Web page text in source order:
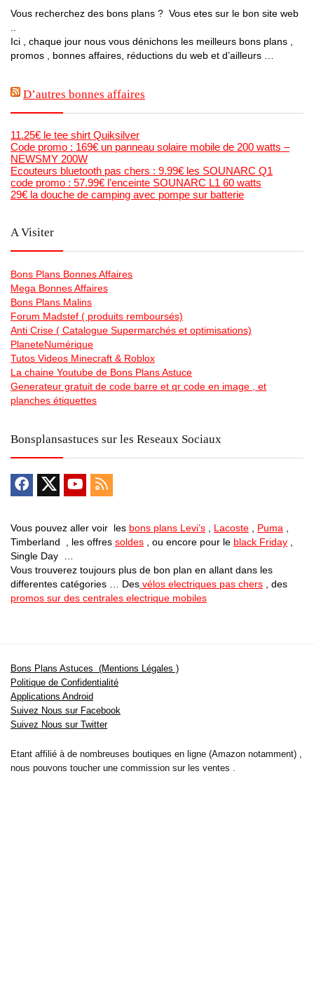
Vous recherchez des bons plans ? Vous etes sur le bon site web
Ici , chaque jour nous vous dénichons les meilleurs bons plans ,
promos , bonnes affaires, réductions du web et d’ailleurs …
D’autres bonnes affaires
11.25€ le tee shirt Quiksilver
Code promo : 169€ un panneau solaire mobile de 200 watts –
NEWSMY 200W
Ecouteurs bluetooth pas chers : 9.99€ les SOUNARC Q1
code promo : 57.99€ l’enceinte SOUNARC L1 60 watts
29€ la douche de camping avec pompe sur batterie
A Visiter
Bons Plans Bonnes Affaires
Mega Bonnes Affaires
Bons Plans Malins
Forum Madstef ( produits remboursés)
Anti Crise ( Catalogue Supermarchés et optimisations)
PlaneteNumérique
Tutos Videos Minecraft & Roblox
La chaine Youtube de Bons Plans Astuce
Generateur gratuit de code barre et qr code en image , et
planches étiquettes
Bonsplansastuces sur les Reseaux Sociaux
Vous pouvez aller voir les bons plans Levi’s Lacoste Puma
Timberland , les offres soldes , ou encore pour le black Friday
Single Day …
Vous trouverez toujours plus de bon plan en allant dans les
differentes catégories … Des vélos electriques pas chers , des
promos sur des centrales electrique mobiles
Bons Plans Astuces (Mentions Légales )
Politique de Confidentialité
Applications Android
Suivez Nous sur Facebook
Suivez Nous sur Twitter
Etant affilié à de nombreuses boutiques en ligne (Amazon notamment) ,
nous pouvons toucher une commission sur les ventes .